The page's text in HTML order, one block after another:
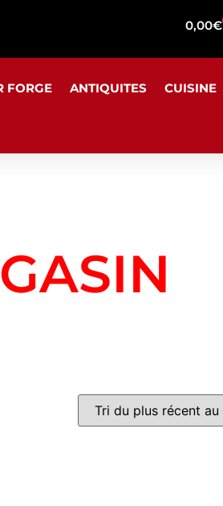
0,00€
FORGE ANTIQUITES CUISINE